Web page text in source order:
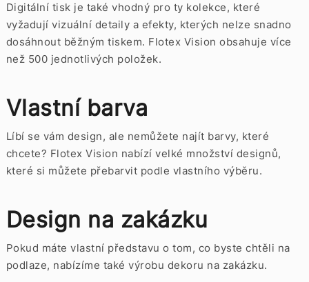
Digitální tisk je také vhodný pro ty kolekce, které
vyžadují vizuální detaily a efekty, kterých nelze snadno
dosáhnout běžným tiskem. Flotex Vision obsahuje více
než 500 jednotlivých položek.
Vlastní barva
Líbí se vám design, ale nemůžete najít barvy, které
chcete? Flotex Vision nabízí velké množství designů,
které si můžete přebarvit podle vlastního výběru.
Design na zakázku
Pokud máte vlastní představu o tom, co byste chtěli na
podlaze, nabízíme také výrobu dekoru na zakázku.